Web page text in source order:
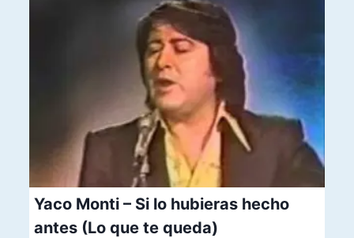
Yaco Monti – Si lo hubieras hecho
antes (Lo que te queda)